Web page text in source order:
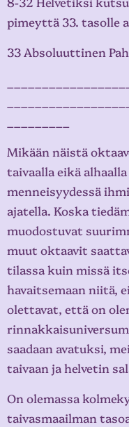
pimeyttä 33. tasolle
33 Absoluuttinen
Mikään näistä
taivaalla eikä
menneisyydessä
ajatella. Koska
muodostuvat
muut oktaavit
tilassa kuin missä
havaitsemaan niitä,
olettavat, että on
saadaan avatuksi,
taivaan ja helvetin
On olemassa
taivasmaailman